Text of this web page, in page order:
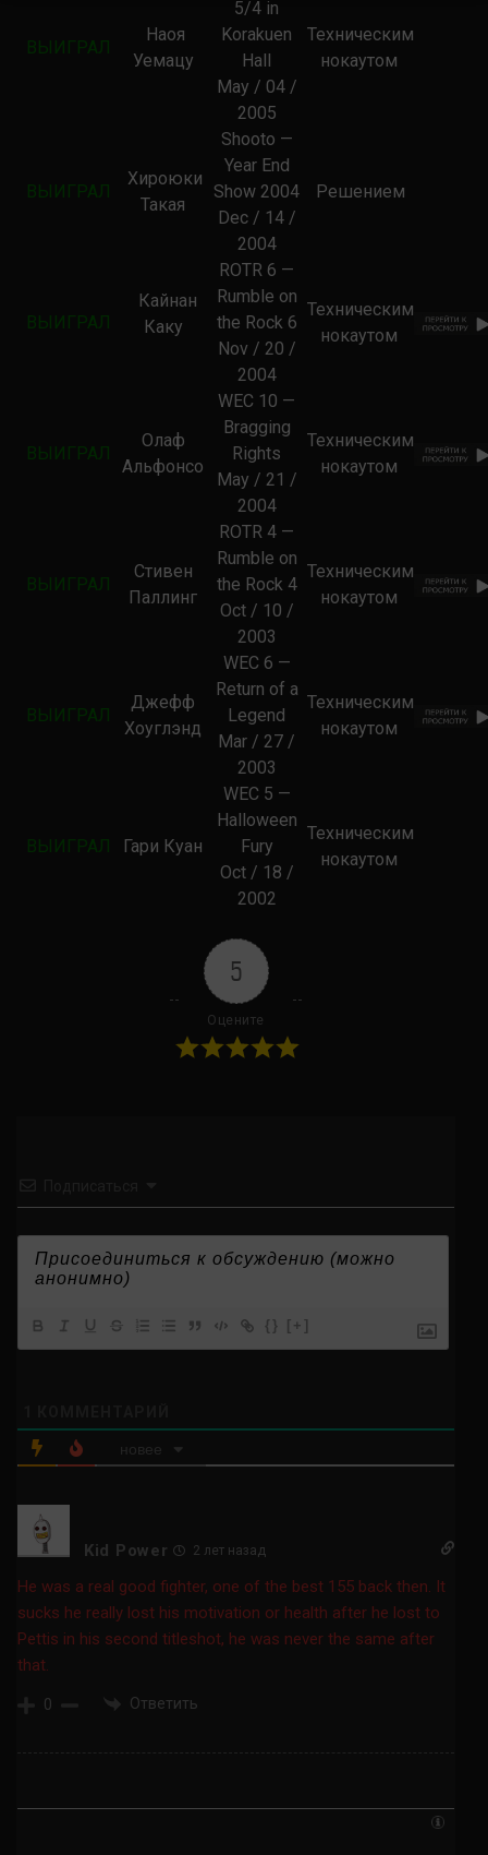
ВЫИГРАЛ
Наоя
Уемацу
5/4 in
Korakuen
Hall
May / 04 /
2005
Техническим
нокаутом
ВЫИГРАЛ
Хироюки
Такая
Shooto —
Year End
Show 2004
Dec / 14 /
2004
Решением
ВЫИГРАЛ
Кайнан
Каку
ROTR 6 —
Rumble on
the Rock 6
Nov / 20 /
2004
Техническим
нокаутом
ВЫИГРАЛ
Олаф
Альфонсо
WEC 10 —
Bragging
Rights
May / 21 /
2004
Техническим
нокаутом
ВЫИГРАЛ
Стивен
Паллинг
ROTR 4 —
Rumble on
the Rock 4
Oct / 10 /
2003
Техническим
нокаутом
ВЫИГРАЛ
Джефф
Хоуглэнд
WEC 6 —
Return of a
Legend
Mar / 27 /
2003
Техническим
нокаутом
ВЫИГРАЛ Гари Куан
WEC 5 —
Halloween
Fury
Oct / 18 /
2002
Техническим
нокаутом
5
Оцените
{} [+]
новее
Kid Power 2 лет назад
He was a real good fighter, one of the best 155 back then. It
sucks he really lost his motivation or health after he lost to
Pettis in his second titleshot, he was never the same after
that.
0 Ответить